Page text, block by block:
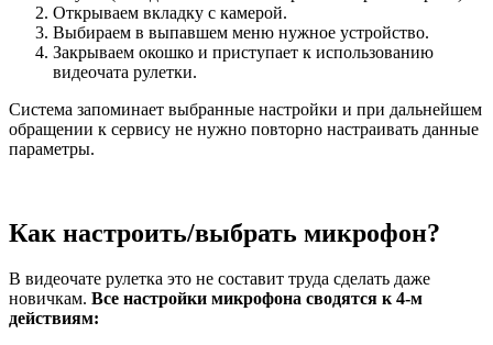
Открываем вкладку с камерой.
Выбираем в выпавшем меню нужное устройство.
Закрываем окошко и приступает к использованию
видеочата рулетки.
Система запоминает выбранные настройки и при дальнейшем
обращении к сервису не нужно повторно настраивать данные
параметры.
Как настроить/выбрать микрофон?
В видеочате рулетка это не составит труда сделать даже
новичкам. Все настройки микрофона сводятся к 4-м
действиям: